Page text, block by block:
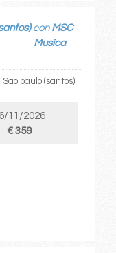
con MSC
Musica
paulo (santos)
11/2026
€ 359